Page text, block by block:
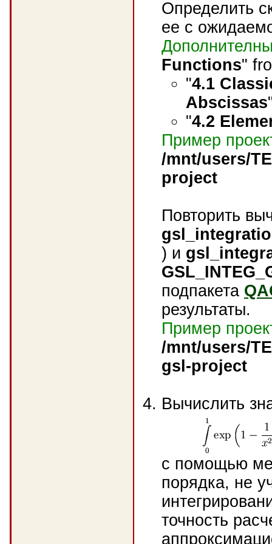
Определить
ее с
Functions"
"4.1
Abscissas
"4.2
Пример
/mnt/users/
project
Повторить
) и
подпакета
результаты.
Пример
/mnt/users/
gsl-project
Вычислить
с помощью
порядка, не
точность